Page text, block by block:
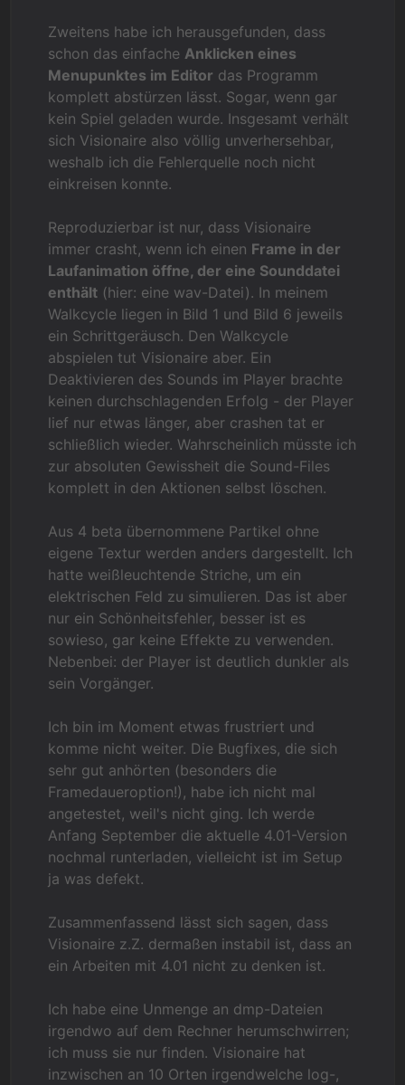
Zweitens habe ich herausgefunden, dass
schon das einfacheAnklicken eines
Menupunktes im Editor das Programm
komplett abstürzen lässt. Sogar, wenn gar
kein Spiel geladen wurde. Insgesamt verhält
sich Visionaire also völlig unverhersehbar,
weshalb ich die Fehlerquelle noch nicht
einkreisen konnte.
Reproduzierbar ist nur, dass Visionaire
immer crasht, wenn ich einen Frame in der
Laufanimation öffne, der eine Sounddatei
enthält (hier: eine wav-Datei). In meinem
Walkcycle liegen in Bild 1 und Bild 6 jeweils
ein Schrittgeräusch. Den Walkcycle
abspielen tut Visionaire aber. Ein
Deaktivieren des Sounds im Player brachte
keinen durchschlagenden Erfolg - der Player
lief nur etwas länger, aber crashen tat er
schließlich wieder. Wahrscheinlich müsste ich
zur absoluten Gewissheit die Sound-Files
komplett in den Aktionen selbst löschen.
Aus 4 beta übernommene Partikel ohne
eigene Textur werden anders dargestellt. Ich
hatte weißleuchtende Striche, um ein
elektrischen Feld zu simulieren. Das ist aber
nur ein Schönheitsfehler, besser ist es
sowieso, gar keine Effekte zu verwenden.
Nebenbei: der Player ist deutlich dunkler als
sein Vorgänger.
Ich bin im Moment etwas frustriert und
komme nicht weiter. Die Bugfixes, die sich
sehr gut anhörten (besonders die
Framedaueroption!), habe ich nicht mal
angetestet, weil's nicht ging. Ich werde
Anfang September die aktuelle 4.01-Version
nochmal runterladen, vielleicht ist im Setup
ja was defekt.
Zusammenfassend lässt sich sagen, dass
Visionaire z.Z. dermaßen instabil ist, dass an
ein Arbeiten mit 4.01 nicht zu denken ist.
Ich habe eine Unmenge an dmp-Dateien
irgendwo auf dem Rechner herumschwirren;
ich muss sie nur finden. Visionaire hat
inzwischen an 10 Orten irgendwelche log-,